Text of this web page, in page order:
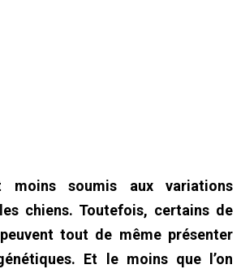
moins soumis aux variations
chiens. Toutefois, certains de
tout de même présenter
Et le moins que l’on